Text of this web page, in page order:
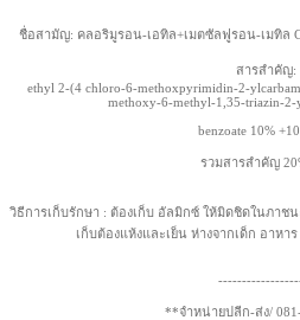
ชื่อสามัญ: คลอริมูรอน-เอทิล+เมตซัลฟูรอน-เมทิล
สารสำคัญ:
ethyl 2-(4 chloro-6-methoxpyrimidin-2-
methoxy-6-methyl-1,35-triazin-
benzoate 10%
รวมสารสำคัญ
วิธีการเก็บรักษา : ต้องเก็บ อัลมิกซ์ ให้มิดชิดในภา
เก็บต้องแห้งและเย็น ห่างจากเด็ก อาหา
**จำหน่ายปลีก-ส่ง/